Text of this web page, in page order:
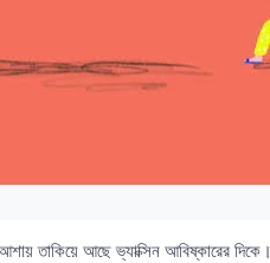
তাকিয়ে আছে ভ্যাক্সিন আবিষ্কারের দিকে।